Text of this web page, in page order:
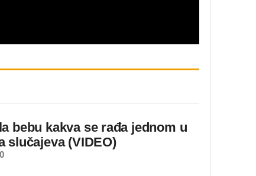
bebu kakva se rađa jednom u
slučajeva (VIDEO)